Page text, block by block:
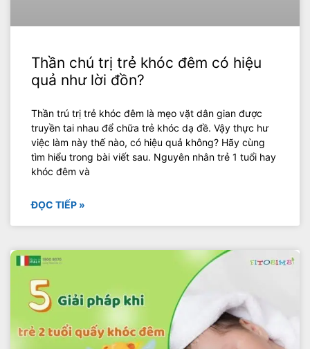
Thần chú trị trẻ khóc đêm có hiệu
quả như lời đồn?
Thần trú trị trẻ khóc đêm là mẹo vặt dân gian được
truyền tai nhau để chữa trẻ khóc dạ đề. Vậy thực hư
việc làm này thế nào, có hiệu quả không? Hãy cùng
tìm hiểu trong bài viết sau. Nguyên nhân trẻ 1 tuổi hay
khóc đêm và
ĐỌC TIẾP »